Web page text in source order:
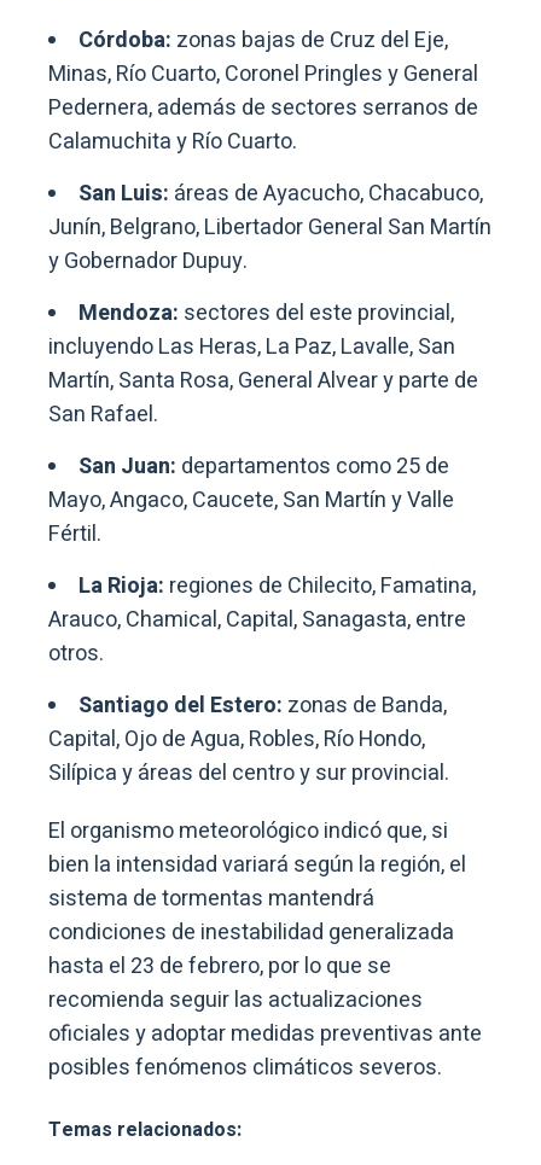
Córdoba: zonas bajas de Cruz del Eje,
Minas, Río Cuarto, Coronel Pringles y General
Pedernera, además de sectores serranos de
Calamuchita y Río Cuarto.
San Luis: áreas de Ayacucho, Chacabuco,
Junín, Belgrano, Libertador General San Martín
y Gobernador Dupuy.
Mendoza: sectores del este provincial,
incluyendo Las Heras, La Paz, Lavalle, San
Martín, Santa Rosa, General Alvear y parte de
San Rafael.
San Juan: departamentos como 25 de
Mayo, Angaco, Caucete, San Martín y Valle
Fértil.
La Rioja: regiones de Chilecito, Famatina,
Arauco, Chamical, Capital, Sanagasta, entre
otros.
Santiago del Estero: zonas de Banda,
Capital, Ojo de Agua, Robles, Río Hondo,
Silípica y áreas del centro y sur provincial.
El organismo meteorológico indicó que, si
bien la intensidad variará según la región, el
sistema de tormentas mantendrá
condiciones de inestabilidad generalizada
hasta el 23 de febrero, por lo que se
recomienda seguir las actualizaciones
oficiales y adoptar medidas preventivas ante
posibles fenómenos climáticos severos.
Temas relacionados: